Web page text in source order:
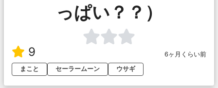
っぱい？？）
9
6ヶ月くらい前
まこと
セーラームーン ウサギ